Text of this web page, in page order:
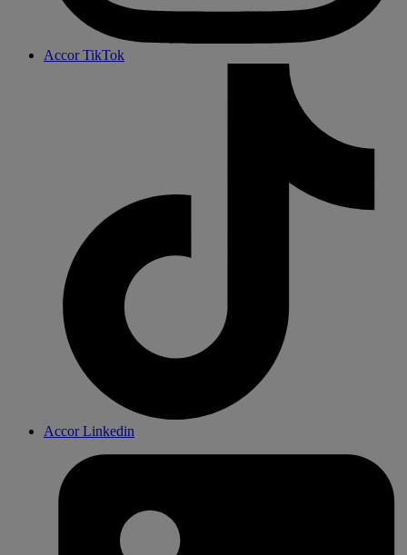
Accor TikTok
Accor Linkedin